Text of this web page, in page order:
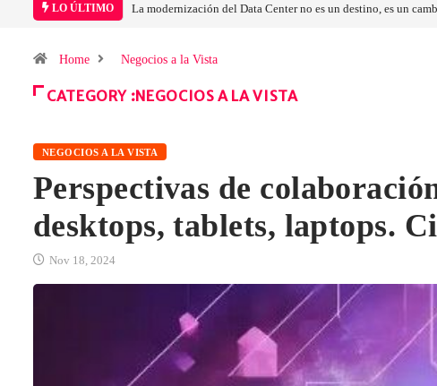
LO ÚLTIMO Los ingresos por semiconductores aumentarán más de un 94 %
Home Negocios a la Vista
CATEGORY :NEGOCIOS A LA VISTA
NEGOCIOS A LA VISTA
Perspectivas de
desktops, tablets, laptops.
Nov 18, 2024